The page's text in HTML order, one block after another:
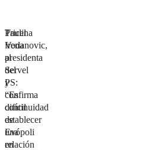
Paulina
Vodanovic,
presidenta
del
PS:
“Es
difícil
establecer
una
relación
Tricel
frena
al
Servel
y
confirma
continuidad
de
Evópoli
en